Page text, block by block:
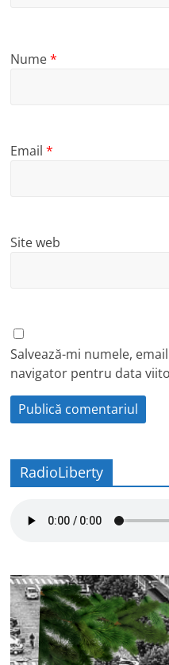
Nume*
Email*
Site web
Salvează-mi numele,
navigator pentru data
RadioLiberty